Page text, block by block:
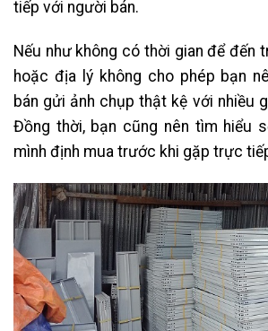
tiếp với người bán.
Nếu như không có thời gian để đến
hoặc địa lý không cho phép bạn
bán gửi ảnh chụp thật kệ với nhiều
Đồng thời, bạn cũng nên tìm hiểu
mình định mua trước khi gặp trực